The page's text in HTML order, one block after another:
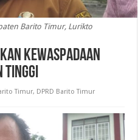
Barito Timur, Lurikto
Kewaspadaan
Tinggi
Timur, DPRD Barito Timur